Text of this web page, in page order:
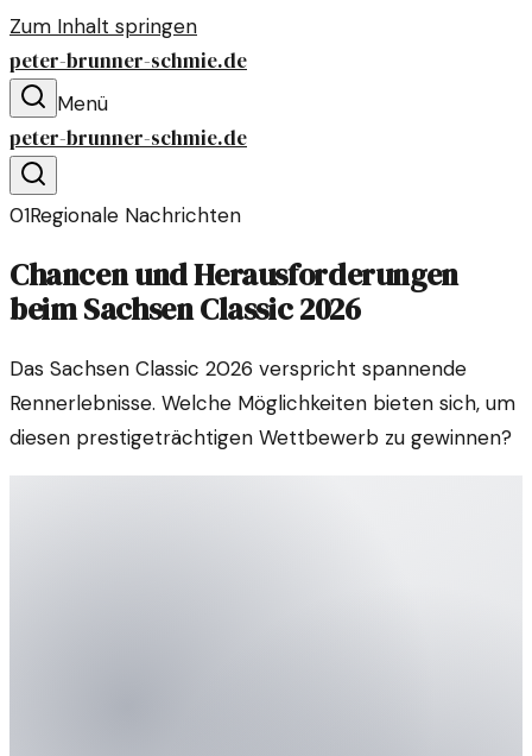
Zum Inhalt springen
peter-brunner-schmie.de
Menü
peter-brunner-schmie.de
01Regionale Nachrichten
Chancen und Herausforderungen
beim Sachsen Classic 2026
Das Sachsen Classic 2026 verspricht spannende
Rennerlebnisse. Welche Möglichkeiten bieten sich, um
diesen prestigeträchtigen Wettbewerb zu gewinnen?